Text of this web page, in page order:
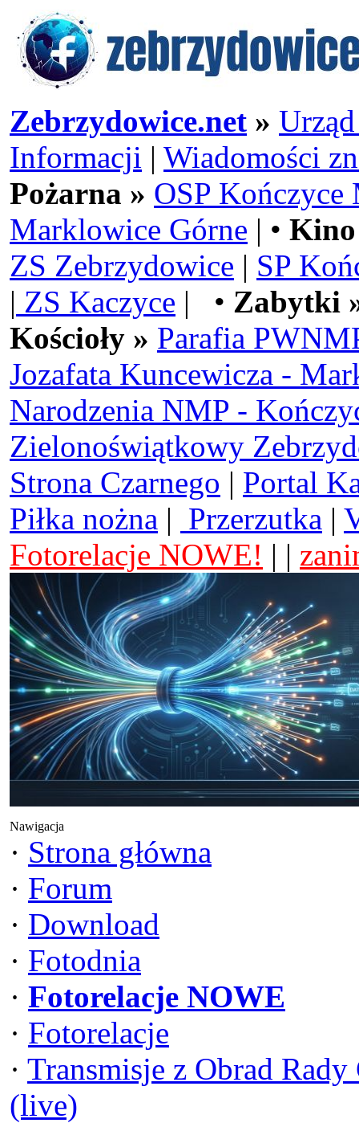
Zebrzydowice.net »
Informacji | Wiadomości
Pożarna » OSP Kończyce
Marklowice Górne | •
ZS Zebrzydowice | SP
| ZS Kaczyce | • Zabytki
Kościoły » Parafia
Jozafata Kuncewicza -
Narodzenia NMP -
Zielonoświątkowy
Strona Czarnego | Portal
Piłka nożna | Przerzutka |
Fotorelacje NOWE! | |
Nawigacja
· Strona główna
· Forum
· Download
· Fotodnia
· Fotorelacje NOWE
· Fotorelacje
· Transmisje z Obrad
(live)